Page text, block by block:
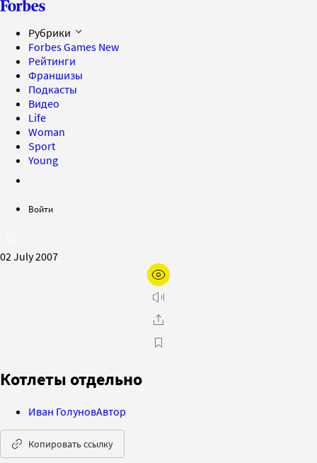
Рубрики
Forbes Games New
Рейтинги
Франшизы
Подкасты
Видео
Life
Woman
Sport
Young
Войти
02 July 2007
Котлеты отдельно
Иван ГолуновАвтор
Копировать ссылку